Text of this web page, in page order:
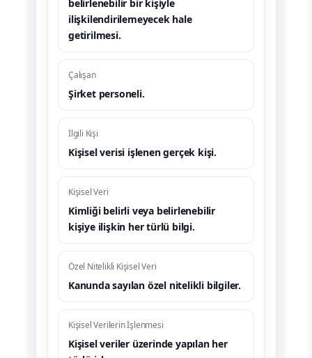
belirlenebilir bir kişiyle
ilişkilendirilemeyecek hale
getirilmesi.
Çalışan
Şirket personeli.
İlgili Kişi
Kişisel verisi işlenen gerçek kişi.
Kişisel Veri
Kimliği belirli veya belirlenebilir
kişiye ilişkin her türlü bilgi.
Özel Nitelikli Kişisel Veri
Kanunda sayılan özel nitelikli bilgiler.
Kişisel Verilerin İşlenmesi
Kişisel veriler üzerinde yapılan her